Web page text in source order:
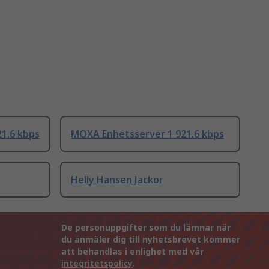
kbps MOXA Enhetsserver 1 921.6 kbps
Helly Hansen Jackor
De personuppgifter som du lämnar när
du anmäler dig till nyhetsbrevet kommer
att behandlas i enlighet med vår
integritetspolicy.